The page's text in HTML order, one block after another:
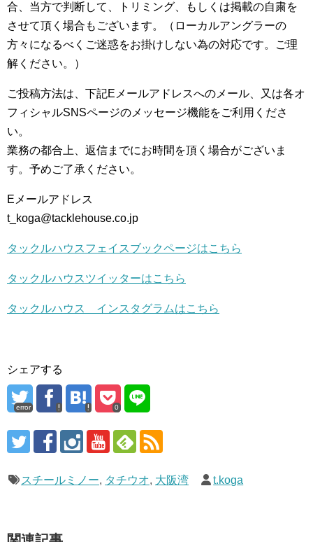
合、当方で判断して、トリミング、もしくは掲載の自粛を
させて頂く場合もございます。（ローカルアングラーの
方々になるべくご迷惑をお掛けしない為の対応です。ご理
解ください。）
ご投稿方法は、下記Eメールアドレスへのメール、又は各オ
フィシャルSNSページのメッセージ機能をご利用くださ
い。
業務の都合上、返信までにお時間を頂く場合がございま
す。予めご了承ください。
Eメールアドレス
t_koga@tacklehouse.co.jp
タックルハウスフェイスブックページはこちら
タックルハウスツイッターはこちら
タックルハウス インスタグラムはこちら
シェアする
error 0
スチールミノー, タチウオ, 大阪湾 t.koga